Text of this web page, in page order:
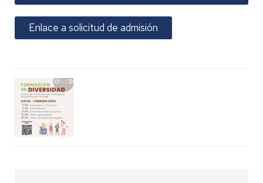
Enlace a solicitud de admisión